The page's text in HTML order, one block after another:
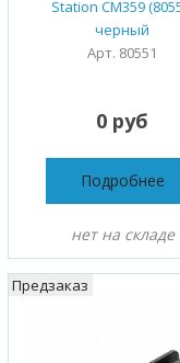
Station CM359
черный
Арт. 80551
0 руб
Подробнее
нет на складе
Предзаказ